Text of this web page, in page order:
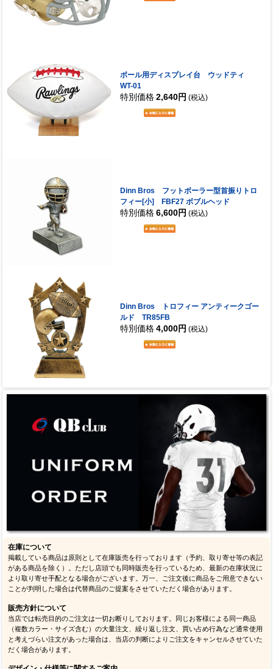
ボール用ディスプレイ台 ウッドティ
WT-01
特別価格 2,640円 (税込)
Dinn Bros フットボーラー型首振りトロ
フィー[小] FBF27 ボブルヘッド
特別価格 6,600円 (税込)
Dinn Bros トロフィー アンティークゴー
ルド TR85FB
特別価格 4,000円 (税込)
在庫について
掲載している商品は原則として在庫販売を行っております（予約、取り寄せ等の表記
がある商品を除く）。ただし店頭でも同時販売を行っているため、最新の在庫状況に
より取り寄せ手配となる場合がございます。万一、ご注文後に商品をご用意できない
ことが判明した場合は代替商品のご提案をさせていただく場合があります。
販売方針について
当店では転売目的のご注文は一切お断りしております。同じお客様による同一商品
（複数カラー・サイズ含む）の大量注文、繰り返し注文、買い占め行為など通常使用
と考えづらい注文があった場合は、当店の判断によりご注文をキャンセルさせていた
だく場合があります。